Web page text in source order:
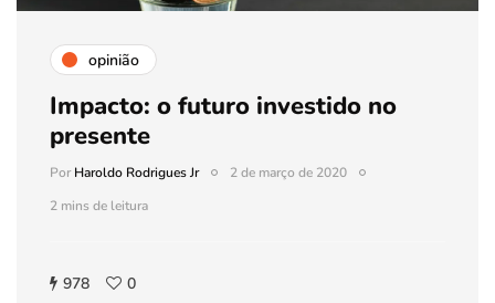
opinião
Impacto: o futuro investido no
presente
PorHaroldo Rodrigues Jr
2 de março de 2020
2 mins de leitura
978 0